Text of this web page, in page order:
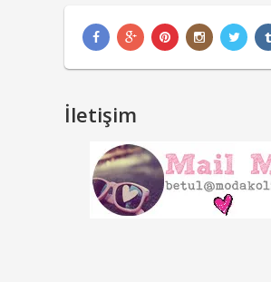
İletişim